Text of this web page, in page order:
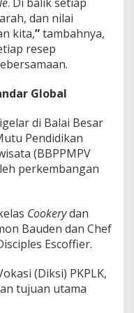
. Di balik setiap
dan nilai
kita,”tambahnya,
resep
Global
di Balai Besar
Pendidikan
(BBPPMPV
perkembangan
Cookerydan
Bauden dan Chef
Escoffier.
(Diksi) PKPLK,
tujuan utama